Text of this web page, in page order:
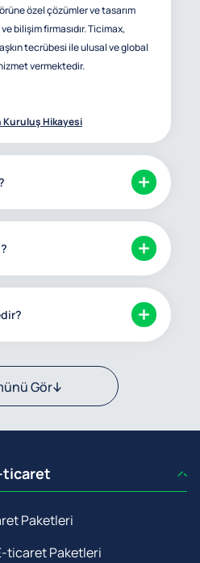
özel çözümler ve tasarım
bilişim firmasıdır. Ticimax,
tecrübesi ile ulusal ve global
vermektedir.
Kuruluş Hikayesi
Gör
ticaret
Paketleri
ticaret Paketleri